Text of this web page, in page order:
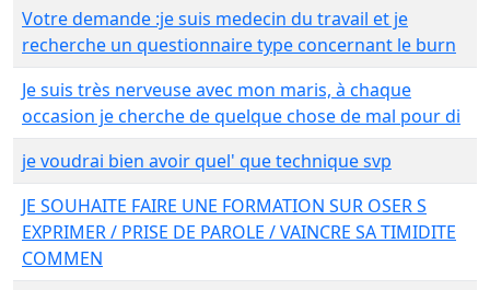
Votre demande :je suis medecin du travail et je
recherche un questionnaire type concernant le burn
Je suis très nerveuse avec mon maris, à chaque
occasion je cherche de quelque chose de mal pour di
je voudrai bien avoir quel' que technique svp
JE SOUHAITE FAIRE UNE FORMATION SUR OSER S
EXPRIMER / PRISE DE PAROLE / VAINCRE SA TIMIDITE
COMMEN